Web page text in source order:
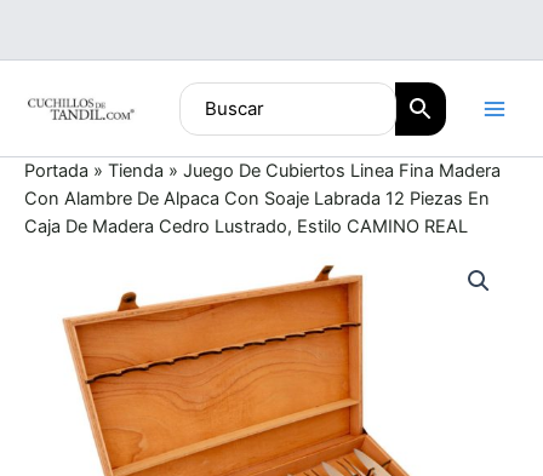
contenido
Portada » Tienda » Juego De Cubiertos Linea Fina Madera
Con Alambre De Alpaca Con Soaje Labrada 12 Piezas En
Caja De Madera Cedro Lustrado, Estilo CAMINO REAL
Linea
Madera
Alambre